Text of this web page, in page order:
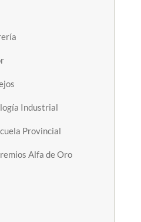
Industrial
Provincial
Alfa de Oro